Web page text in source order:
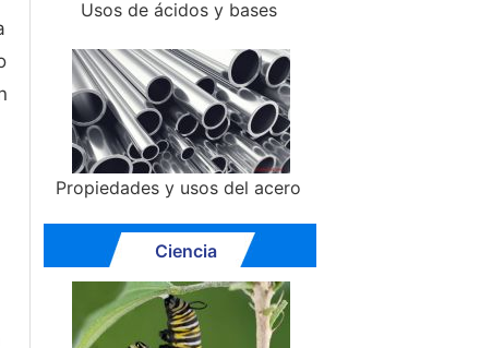
Usos de ácidos y bases
Propiedades y usos del acero
Ciencia